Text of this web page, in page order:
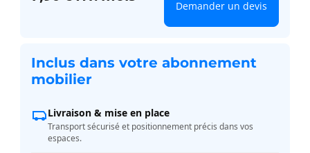
Demander un devis
Inclus dans votre abonnement
mobilier
Livraison & mise en place
Transport sécurisé et positionnement précis dans vos
espaces.